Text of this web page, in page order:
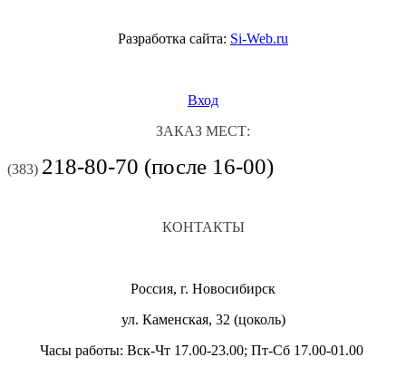
Разработка сайта: Si-Web.ru
Вход
ЗАКАЗ МЕСТ:
(383) 218-80-70 (после 16-00)
КОНТАКТЫ
Россия, г. Новосибирск
ул. Каменская, 32 (цоколь)
Часы работы: Вск-Чт 17.00-23.00; Пт-Сб 17.00-01.00